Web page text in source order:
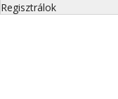
Regisztrálok